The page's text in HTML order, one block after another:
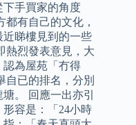
下手買家的角度
有自己的文化，
睇樓見到的一些
熱烈發表意見，大
為屋苑「冇得
自已的排名，分別
。 回應一出亦引
容是：「24小時